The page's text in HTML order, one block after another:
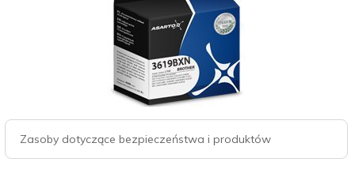
Zasoby dotyczące bezpieczeństwa i produktów